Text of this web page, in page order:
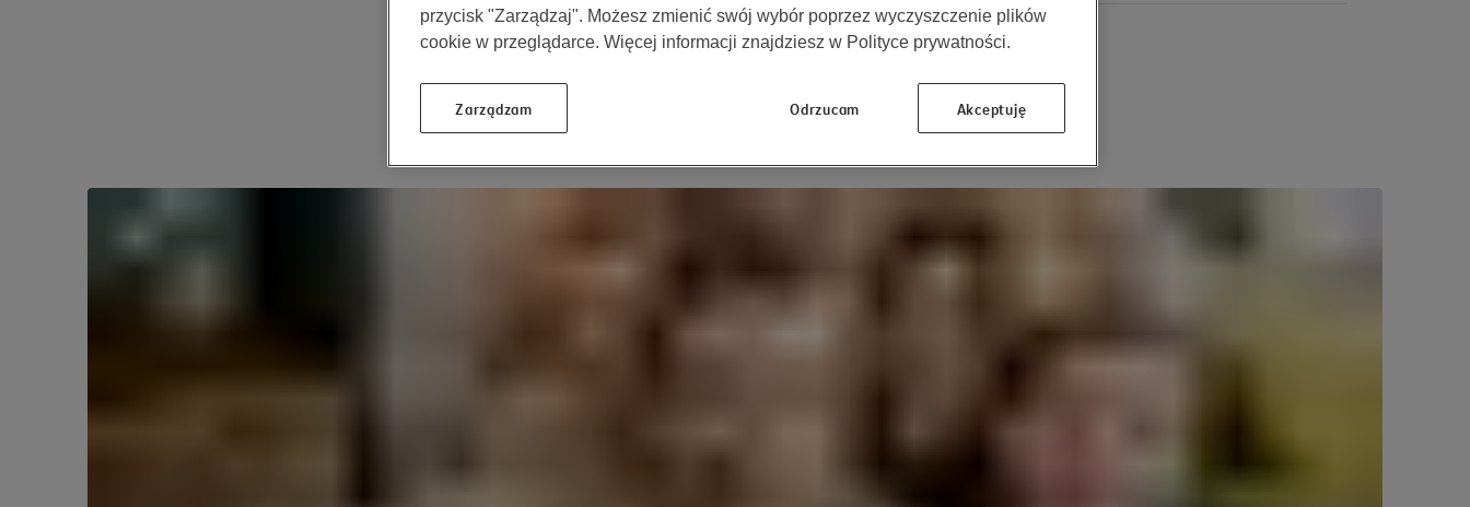
Aktywuj konto
Masz już konto w Moje NN? Zaloguj się
przycisk "Zarządzaj". Możesz zmienić swój wybór poprzez wyczyszczenie plików
cookie w przeglądarce. Więcej informacji znajdziesz w Polityce prywatności.
Zarządzam Odrzucam Akceptuję